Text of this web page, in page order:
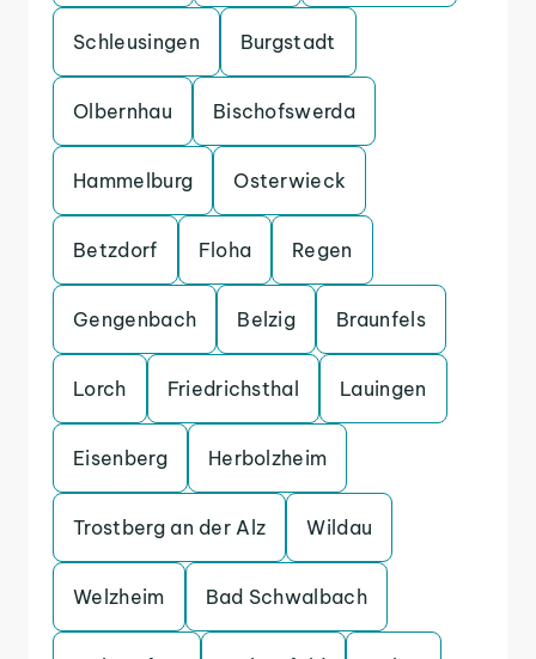
Schleusingen Burgstadt
Olbernhau Bischofswerda
Hammelburg Osterwieck
Betzdorf Floha Regen
Gengenbach Belzig Braunfels
Lorch Friedrichsthal Lauingen
Eisenberg Herbolzheim
Trostberg an der Alz Wildau
Welzheim Bad Schwalbach